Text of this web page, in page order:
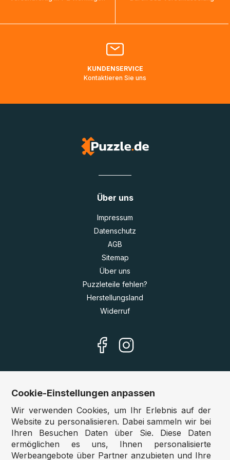
bearbeitet werden.
Bitte kontaktieren Sie denKundenservicefalls Ihr Paket
Lieferadressen in Deutschland oder Europa mehrere Tage
KUNDENSERVICE
Kontaktieren Sie uns
Über uns
Impressum
Datenschutz
AGB
Sitemap
Über uns
Puzzleteile fehlen?
Herstellungsland
Widerruf
Unsere Shops
Deutschland:www.puzzle.de
Österreich:
www.puzzle.at
Belgien:www.puzzle.be
Cookie-Einstellungen anpassen
Wir verwenden Cookies, um Ihr Erlebnis auf der
Website zu personalisieren. Dabei sammeln wir bei
Ihren Besuchen Daten über Sie. Diese Daten
ermöglichen es uns, Ihnen personalisierte
Werbeangebote über Partner anzubieten und Ihre